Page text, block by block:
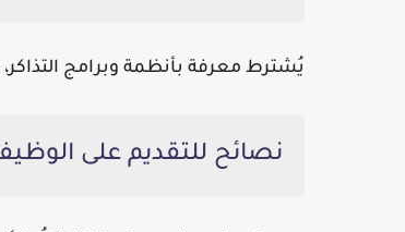
يُشترط معرفة بأنظمة وبرامج
نصائح للتقديم على